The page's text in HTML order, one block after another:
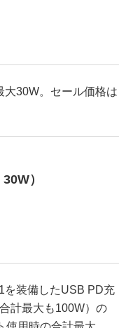
30W。セール価格は
）
装備したUSB PD充
計最大も100W）の